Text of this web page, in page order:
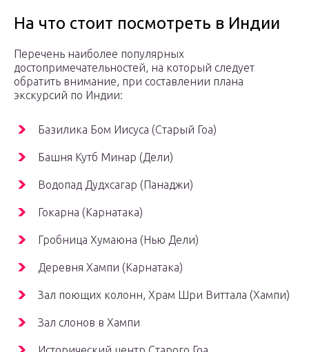
На что стоит посмотреть в Индии
Перечень наиболее популярных
достопримечательностей, на который следует
обратить внимание, при составлении плана
экскурсий по Индии:
Базилика Бом Иисуса (Старый Гоа)
Башня Кутб Минар (Дели)
Водопад Дудхсагар (Панаджи)
Гокарна (Карнатака)
Гробница Хумаюна (Нью Дели)
Деревня Хампи (Карнатака)
Зал поющих колонн, Храм Шри Виттала (Хампи)
Зал слонов в Хампи